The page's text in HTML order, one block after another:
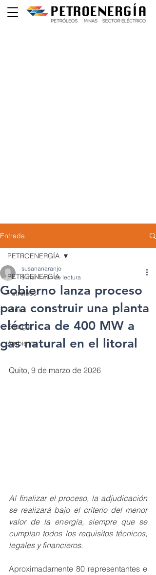
Entrada
PETROENERGÍA
Petróleos
Minas
Energía
Ambiente
PETROENERGÍA
Gobierno lanza proceso
para construir una planta
eléctrica de 400 MW a
gas natural en el litoral
susananaranjo
9 mar 1 min de lectura
Quito, 9 de marzo de 2026
Al finalizar el proceso, la adjudicación
se realizará bajo el criterio del menor
valor de la energía, siempre que se
cumplan todos los requisitos técnicos,
legales y financieros.
Aproximadamente 80 representantes e